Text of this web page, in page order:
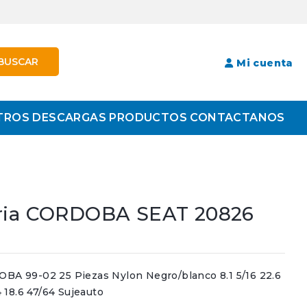
Mi cuenta
DESCARGAS PRODUCTOS CONTACTANOS
CORDOBA SEAT 20826
99-02 25 Piezas Nylon Negro/blanco 8.1 5/16 22.6
18.6 47/64 Sujeauto